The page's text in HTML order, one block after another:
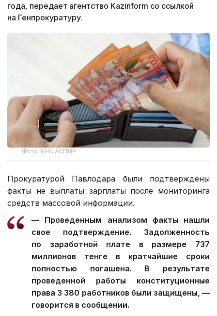
года, передает агентство Kazinform со ссылкой
на Генпрокуратуру.
Фото: БНС АСПИР
Прокуратурой Павлодара были подтверждены
факты не выплаты зарплаты после мониторинга
средств массовой информации.
— Проведенным анализом факты нашли
свое подтверждение. Задолженность
по заработной плате в размере 737
миллионов тенге в кратчайшие сроки
полностью погашена. В результате
проведенной работы конституционные
права 3 380 работников были защищены, —
говорится в сообщении.